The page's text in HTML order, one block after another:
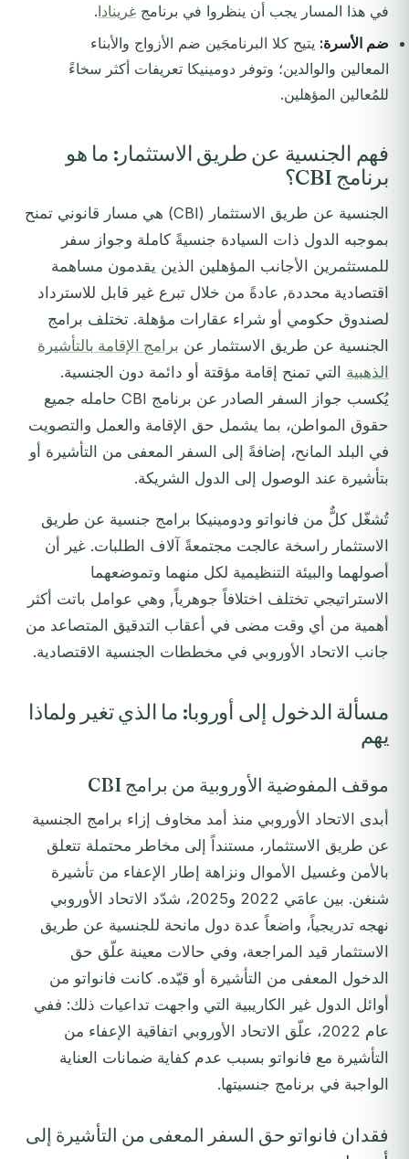
في هذا المسار يجب أن ينظروا في برنامج غرينادا.
ضم الأسرة: يتيح كلا البرنامجَين ضم الأزواج والأبناء
المعالين والوالدين؛ وتوفر دومينيكا تعريفات أكثر سخاءً
للمُعالين المؤهلين.
فهم الجنسية عن طريق الاستثمار: ما هو
برنامج CBI؟
الجنسية عن طريق الاستثمار (CBI) هي مسار قانوني تمنح
بموجبه الدول ذات السيادة جنسيةً كاملة وجواز سفر
للمستثمرين الأجانب المؤهلين الذين يقدمون مساهمة
اقتصادية محددة, عادةً من خلال تبرع غير قابل للاسترداد
لصندوق حكومي أو شراء عقارات مؤهلة. تختلف برامج
الجنسية عن طريق الاستثمار عن برامج الإقامة بالتأشيرة
الذهبية التي تمنح إقامة مؤقتة أو دائمة دون الجنسية.
يُكسب جواز السفر الصادر عن برنامج CBI حامله جميع
حقوق المواطن، بما يشمل حق الإقامة والعمل والتصويت
في البلد المانح، إضافةً إلى السفر المعفى من التأشيرة أو
بتأشيرة عند الوصول إلى الدول الشريكة.
تُشغّل كلٌّ من فانواتو ودومينيكا برامج جنسية عن طريق
الاستثمار راسخة عالجت مجتمعةً آلاف الطلبات. غير أن
أصولهما والبيئة التنظيمية لكل منهما وتموضعهما
الاستراتيجي تختلف اختلافاً جوهرياً, وهي عوامل باتت أكثر
أهمية من أي وقت مضى في أعقاب التدقيق المتصاعد من
جانب الاتحاد الأوروبي في مخططات الجنسية الاقتصادية.
مسألة الدخول إلى أوروبا: ما الذي تغير ولماذا
يهم
موقف المفوضية الأوروبية من برامج CBI
أبدى الاتحاد الأوروبي منذ أمد مخاوف إزاء برامج الجنسية
عن طريق الاستثمار، مستنداً إلى مخاطر محتملة تتعلق
بالأمن وغسيل الأموال ونزاهة إطار الإعفاء من تأشيرة
شنغن. بين عامَي 2022 و2025، شدّد الاتحاد الأوروبي
نهجه تدريجياً، واضعاً عدة دول مانحة للجنسية عن طريق
الاستثمار قيد المراجعة، وفي حالات معينة علّق حق
الدخول المعفى من التأشيرة أو قيّده. كانت فانواتو من
أوائل الدول غير الكاريبية التي واجهت تداعيات ذلك: ففي
عام 2022، علّق الاتحاد الأوروبي اتفاقية الإعفاء من
التأشيرة مع فانواتو بسبب عدم كفاية ضمانات العناية
الواجبة في برنامج جنسيتها.
فقدان فانواتو حق السفر المعفى من التأشيرة إلى